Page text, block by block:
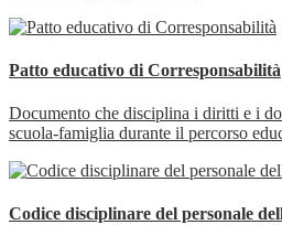
Patto educativo di Corresponsabilità
Documento che disciplina i diritti e i
scuola-famiglia durante il percorso
Codice disciplinare del personale